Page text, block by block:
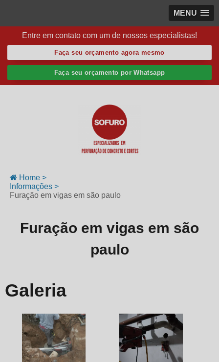
MENU
Entre em contato com um de nossos especialistas!
Faça seu orçamento agora mesmo
Faça seu orçamento por Whatsapp
Home >
Informações >
Furação em vigas em são paulo
Furação em vigas em são
paulo
Galeria